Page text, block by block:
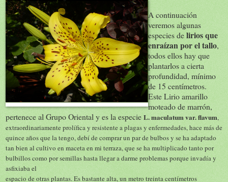
A continuación
veremos algunas
especies delirios que
enraízan por el tallo,
todos ellos hay que
plantarlos a cierta
profundidad, mínimo
de 15 centímetros.
Este Lirio amarillo
moteado de marrón,
pertenece al Grupo Oriental y es la especie L. maculatum var. flavum,
extraordinariamente prolífica y resistente a plagas y enfermedades, hace más de
quince años que la tengo, debí de comprar un par de bulbos y se ha adaptado
tan bien al cultivo en maceta en mi terraza, que se ha multiplicado tanto por
bulbillos como por semillas hasta llegar a darme problemas porque invadía y
asfixiaba el
espacio de otras plantas. Es bastante alta, un metro treinta centímetros